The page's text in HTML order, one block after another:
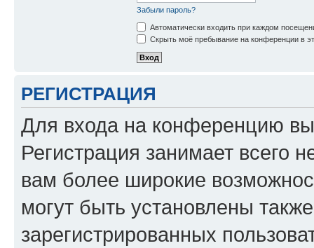
Забыли пароль?
Автоматически входить при каждом
Скрыть моё пребывание на конференции в
РЕГИСТРАЦИЯ
Для входа на конференцию
Регистрация занимает всего
вам более широкие
могут быть установлены
зарегистрированных